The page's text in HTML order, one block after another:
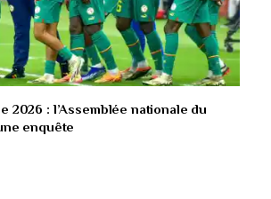
2026 : l’Assemblée nationale du
enquête